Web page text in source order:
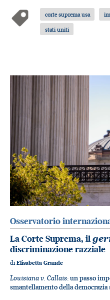
corte suprema usa
stati uniti
Osservatorio
La Corte Suprema, il
discriminazione razziale
di Elisabetta Grande
Louisiana v. Callais: un passo
smantellamento della